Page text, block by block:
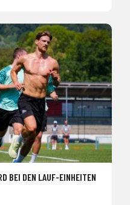
BEI DEN LAUF-EINHEITEN